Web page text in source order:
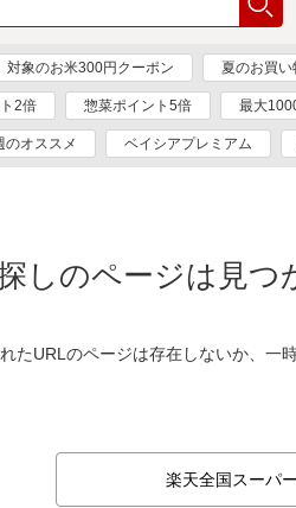
対象のお米300円クーポン 夏のお買
2倍 惣菜ポイント5倍 最大
のオススメ ベイシアプレミアム
しのページは見つ
たURLのページは存在しないか、一
楽天全国スーパ